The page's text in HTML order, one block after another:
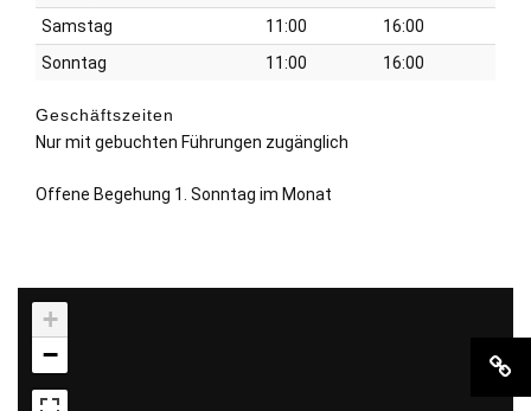
Samstag
11:00
16:00
Sonntag
11:00 16:00
Geschäftszeiten
Nur mit gebuchten Führungen zugänglich
Offene Begehung 1. Sonntag im Monat
+
−